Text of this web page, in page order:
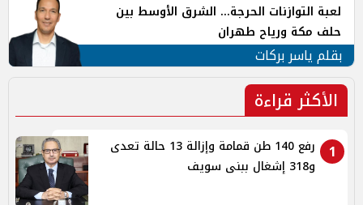
لعبة التوازنات الحرجة... الشرق الأوسط بين
حلف مكة ورياح طهران
بقلم ياسر بركات
الأكثر قراءة
1
رفع 140 طن قمامة وإزالة 13 حالة تعدى
و318 إشغال ببنى سويف